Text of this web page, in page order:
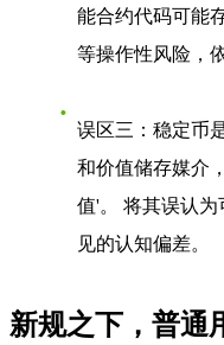
能合约代码可能
等操作性风险，
误区三：稳定币
和价值储存媒介
值'。 将其误认
见的认知偏差。
新规之下，普通